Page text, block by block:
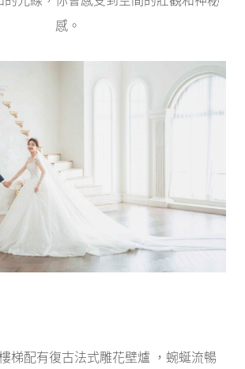
感。
梯配有復古法式雕花壁爐 ，蜿蜒流暢